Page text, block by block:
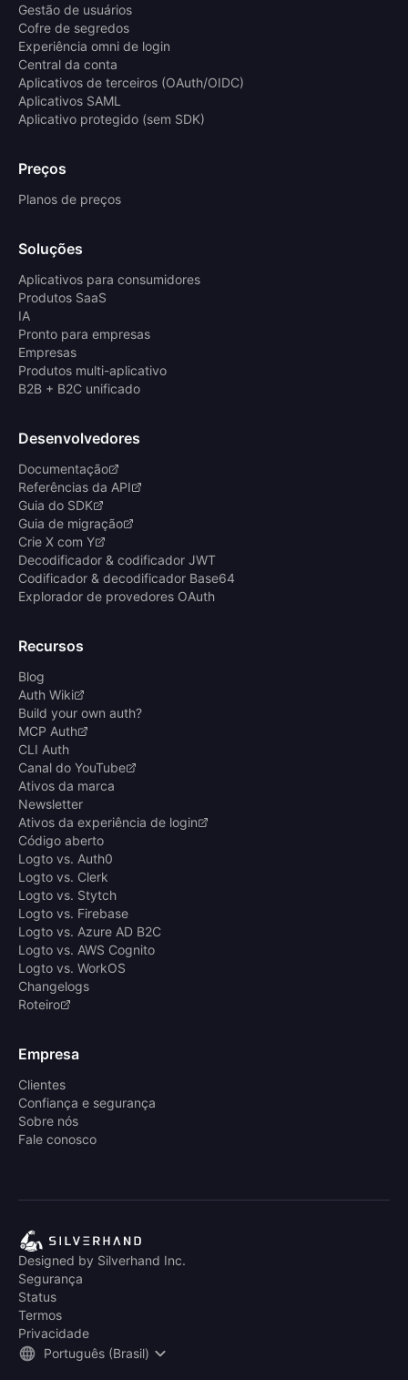
Gestão de usuários
Cofre de segredos
Experiência omni de login
Central da conta
Aplicativos de terceiros (OAuth/OIDC)
Aplicativos SAML
Aplicativo protegido (sem SDK)
Preços
Planos de preços
Soluções
Aplicativos para consumidores
Produtos SaaS
IA
Pronto para empresas
Empresas
Produtos multi-aplicativo
B2B + B2C unificado
Desenvolvedores
Documentação
Referências da API
Guia do SDK
Guia de migração
Crie X com Y
Decodificador & codificador JWT
Codificador & decodificador Base64
Explorador de provedores OAuth
Recursos
Blog
Auth Wiki
Build your own auth?
MCP Auth
CLI Auth
Canal do YouTube
Ativos da marca
Newsletter
Ativos da experiência de login
Código aberto
Logto vs. Auth0
Logto vs. Clerk
Logto vs. Stytch
Logto vs. Firebase
Logto vs. Azure AD B2C
Logto vs. AWS Cognito
Logto vs. WorkOS
Changelogs
Roteiro
Empresa
Clientes
Confiança e segurança
Sobre nós
Fale conosco
Designed by Silverhand Inc.
Segurança
Status
Termos
Privacidade
Português (Brasil)